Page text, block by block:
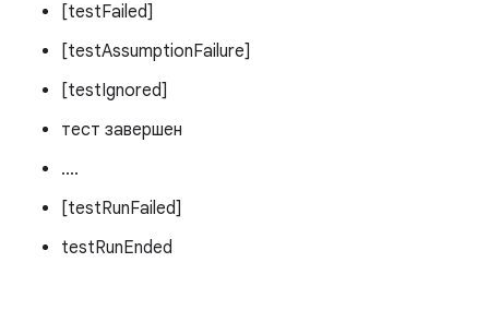
[testFailed]
[testAssumptionFailure]
[testIgnored]
тест завершен
....
[testRunFailed]
testRunEnded